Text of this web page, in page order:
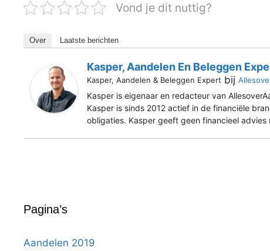
Vond je dit nuttig?
Over Laatste berichten
Kasper, Aandelen En Beleggen
Kasper, Aandelen & Beleggen Expert bij
Kasper is eigenaar en redacteur van
Kasper is sinds 2012 actief in de financiële
obligaties. Kasper geeft geen financieel
Pagina’s
Aandelen 2019